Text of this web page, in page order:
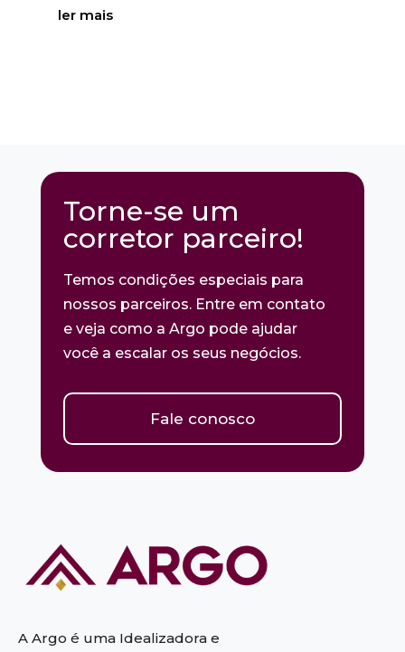
ler mais
Torne-se um
corretor parceiro!
Temos condições especiais para
nossos parceiros. Entre em contato
e veja como a Argo pode ajudar
você a escalar os seus negócios.
Fale conosco
A Argo é uma Idealizadora e